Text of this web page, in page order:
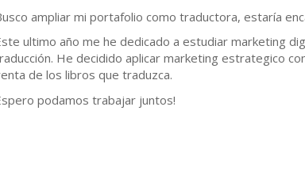
ampliar mi portafolio como traductora, estaría
ultimo año me he dedicado a estudiar marketing
He decidido aplicar marketing estrategico
de los libros que traduzca.
podamos trabajar juntos!